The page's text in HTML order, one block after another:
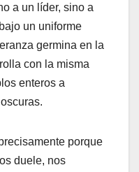
a un líder, sino a
un uniforme
germina en la
con la misma
enteros a
porque
duele, nos